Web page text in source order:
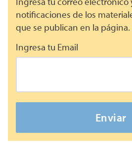
notificaciones de los
que se publican en la página.
Ingresa tu Email
Enviar